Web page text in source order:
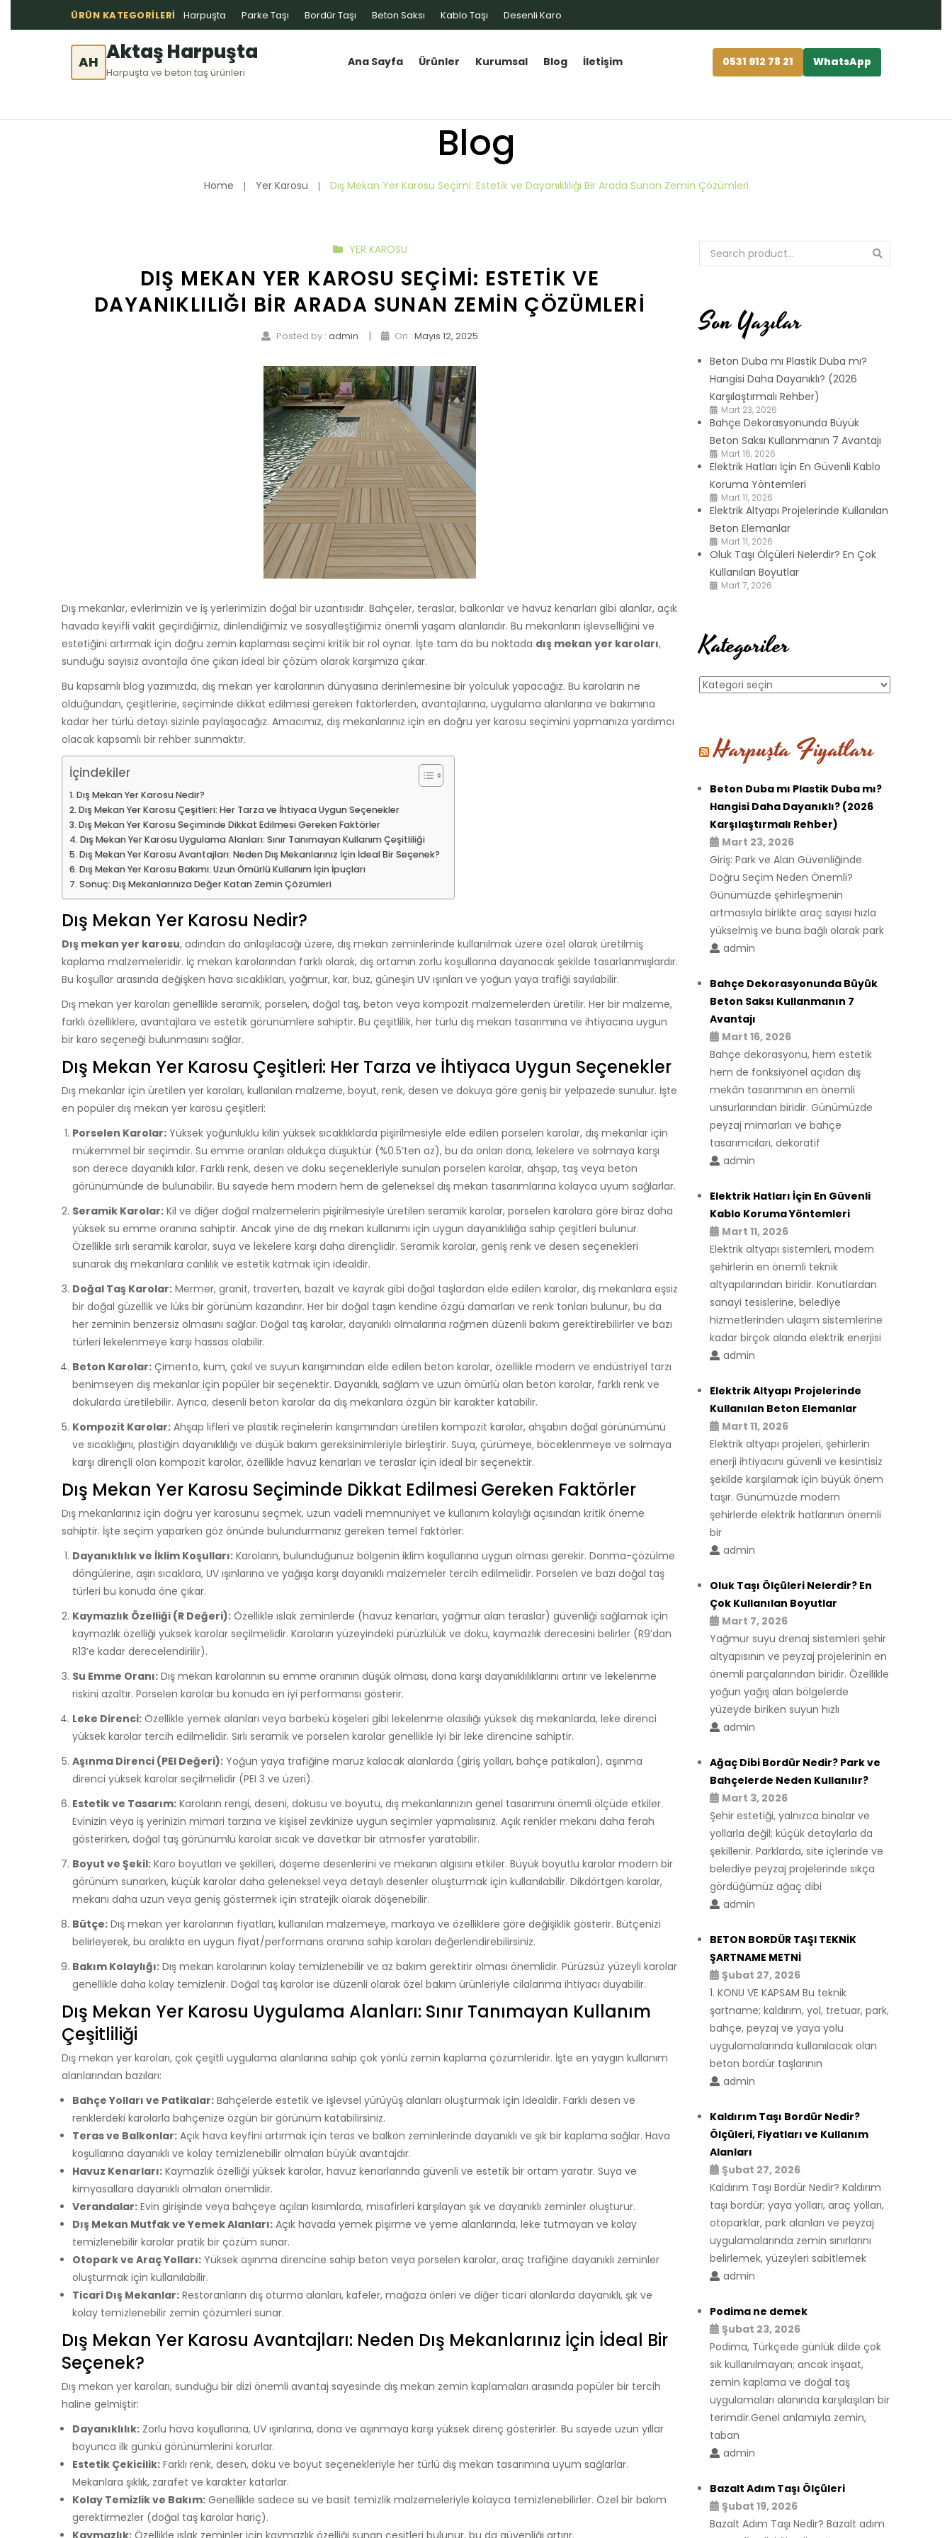
ÜRÜN KATEGORILERI Harpuşta Parke Taşı Bordür Taşı Beton Saksı Kablo Taşı Desenli Karo
AH Aktaş Harpuşta
Harpuşta ve beton taş ürünleri
Ana Sayfa Ürünler Kurumsal Blog İletişim 0531 912 78 21 WhatsApp
Blog
Home Yer Karosu Dış Mekan Yer Karosu Seçimi: Estetik ve Dayanıklılığı Bir Arada Sunan Zemin Çözümleri
YER KAROSU
DIŞ MEKAN YER KAROSU SEÇIMI: ESTETIK VE
DAYANIKLILIĞI BIR ARADA SUNAN ZEMIN ÇÖZÜMLERI
Posted by : admin | On : Mayıs 12, 2025
Dış mekanlar, evlerimizin ve iş yerlerimizin doğal bir uzantısıdır. Bahçeler, teraslar, balkonlar ve havuz kenarları gibi alanlar, açık
havada keyifli vakit geçirdiğimiz, dinlendiğimiz ve sosyalleştiğimiz önemli yaşam alanlarıdır. Bu mekanların işlevselliğini ve
estetiğini artırmak için doğru zemin kaplaması seçimi kritik bir rol oynar. İşte tam da bu noktada dış mekan yer karoları,
sunduğu sayısız avantajla öne çıkan ideal bir çözüm olarak karşımıza çıkar.
Bu kapsamlı blog yazımızda, dış mekan yer karolarının dünyasına derinlemesine bir yolculuk yapacağız. Bu karoların ne
olduğundan, çeşitlerine, seçiminde dikkat edilmesi gereken faktörlerden, avantajlarına, uygulama alanlarına ve bakımına
kadar her türlü detayı sizinle paylaşacağız. Amacımız, dış mekanlarınız için en doğru yer karosu seçimini yapmanıza yardımcı
olacak kapsamlı bir rehber sunmaktır.
İçindekiler
Dış Mekan Yer Karosu Nedir?
Dış Mekan Yer Karosu Çeşitleri: Her Tarza ve İhtiyaca Uygun Seçenekler
Dış Mekan Yer Karosu Seçiminde Dikkat Edilmesi Gereken Faktörler
Dış Mekan Yer Karosu Uygulama Alanları: Sınır Tanımayan Kullanım Çeşitliliği
Dış Mekan Yer Karosu Avantajları: Neden Dış Mekanlarınız İçin İdeal Bir Seçenek?
Dış Mekan Yer Karosu Bakımı: Uzun Ömürlü Kullanım İçin İpuçları
Sonuç: Dış Mekanlarınıza Değer Katan Zemin Çözümleri
Dış Mekan Yer Karosu Nedir?
Dış mekan yer karosu, adından da anlaşılacağı üzere, dış mekan zeminlerinde kullanılmak üzere özel olarak üretilmiş
kaplama malzemeleridir. İç mekan karolarından farklı olarak, dış ortamın zorlu koşullarına dayanacak şekilde tasarlanmışlardır.
Bu koşullar arasında değişken hava sıcaklıkları, yağmur, kar, buz, güneşin UV ışınları ve yoğun yaya trafiği sayılabilir.
Dış mekan yer karoları genellikle seramik, porselen, doğal taş, beton veya kompozit malzemelerden üretilir. Her bir malzeme,
farklı özelliklere, avantajlara ve estetik görünümlere sahiptir. Bu çeşitlilik, her türlü dış mekan tasarımına ve ihtiyacına uygun
bir karo seçeneği bulunmasını sağlar.
Dış Mekan Yer Karosu Çeşitleri: Her Tarza ve İhtiyaca Uygun Seçenekler
Dış mekanlar için üretilen yer karoları, kullanılan malzeme, boyut, renk, desen ve dokuya göre geniş bir yelpazede sunulur. İşte
en popüler dış mekan yer karosu çeşitleri:
Porselen Karolar: Yüksek yoğunluklu kilin yüksek sıcaklıklarda pişirilmesiyle elde edilen porselen karolar, dış mekanlar için
mükemmel bir seçimdir. Su emme oranları oldukça düşüktür (%0.5’ten az), bu da onları dona, lekelere ve solmaya karşı
son derece dayanıklı kılar. Farklı renk, desen ve doku seçenekleriyle sunulan porselen karolar, ahşap, taş veya beton
görünümünde de bulunabilir. Bu sayede hem modern hem de geleneksel dış mekan tasarımlarına kolayca uyum sağlarlar.
Seramik Karolar: Kil ve diğer doğal malzemelerin pişirilmesiyle üretilen seramik karolar, porselen karolara göre biraz daha
yüksek su emme oranına sahiptir. Ancak yine de dış mekan kullanımı için uygun dayanıklılığa sahip çeşitleri bulunur.
Özellikle sırlı seramik karolar, suya ve lekelere karşı daha dirençlidir. Seramik karolar, geniş renk ve desen seçenekleri
sunarak dış mekanlara canlılık ve estetik katmak için idealdir.
Doğal Taş Karolar: Mermer, granit, traverten, bazalt ve kayrak gibi doğal taşlardan elde edilen karolar, dış mekanlara eşsiz
bir doğal güzellik ve lüks bir görünüm kazandırır. Her bir doğal taşın kendine özgü damarları ve renk tonları bulunur, bu da
her zeminin benzersiz olmasını sağlar. Doğal taş karolar, dayanıklı olmalarına rağmen düzenli bakım gerektirebilirler ve bazı
türleri lekelenmeye karşı hassas olabilir.
Beton Karolar: Çimento, kum, çakıl ve suyun karışımından elde edilen beton karolar, özellikle modern ve endüstriyel tarzı
benimseyen dış mekanlar için popüler bir seçenektir. Dayanıklı, sağlam ve uzun ömürlü olan beton karolar, farklı renk ve
dokularda üretilebilir. Ayrıca, desenli beton karolar da dış mekanlara özgün bir karakter katabilir.
Kompozit Karolar: Ahşap lifleri ve plastik reçinelerin karışımından üretilen kompozit karolar, ahşabın doğal görünümünü
ve sıcaklığını, plastiğin dayanıklılığı ve düşük bakım gereksinimleriyle birleştirir. Suya, çürümeye, böceklenmeye ve solmaya
karşı dirençli olan kompozit karolar, özellikle havuz kenarları ve teraslar için ideal bir seçenektir.
Dış Mekan Yer Karosu Seçiminde Dikkat Edilmesi Gereken Faktörler
Dış mekanlarınız için doğru yer karosunu seçmek, uzun vadeli memnuniyet ve kullanım kolaylığı açısından kritik öneme
sahiptir. İşte seçim yaparken göz önünde bulundurmanız gereken temel faktörler:
Dayanıklılık ve İklim Koşulları: Karoların, bulunduğunuz bölgenin iklim koşullarına uygun olması gerekir. Donma-çözülme
döngülerine, aşırı sıcaklara, UV ışınlarına ve yağışa karşı dayanıklı malzemeler tercih edilmelidir. Porselen ve bazı doğal taş
türleri bu konuda öne çıkar.
Kaymazlık Özelliği (R Değeri): Özellikle ıslak zeminlerde (havuz kenarları, yağmur alan teraslar) güvenliği sağlamak için
kaymazlık özelliği yüksek karolar seçilmelidir. Karoların yüzeyindeki pürüzlülük ve doku, kaymazlık derecesini belirler (R9’dan
R13’e kadar derecelendirilir).
Su Emme Oranı: Dış mekan karolarının su emme oranının düşük olması, dona karşı dayanıklılıklarını artırır ve lekelenme
riskini azaltır. Porselen karolar bu konuda en iyi performansı gösterir.
Leke Direnci: Özellikle yemek alanları veya barbekü köşeleri gibi lekelenme olasılığı yüksek dış mekanlarda, leke direnci
yüksek karolar tercih edilmelidir. Sırlı seramik ve porselen karolar genellikle iyi bir leke direncine sahiptir.
Aşınma Direnci (PEI Değeri): Yoğun yaya trafiğine maruz kalacak alanlarda (giriş yolları, bahçe patikaları), aşınma
direnci yüksek karolar seçilmelidir (PEI 3 ve üzeri).
Estetik ve Tasarım: Karoların rengi, deseni, dokusu ve boyutu, dış mekanlarınızın genel tasarımını önemli ölçüde etkiler.
Evinizin veya iş yerinizin mimari tarzına ve kişisel zevkinize uygun seçimler yapmalısınız. Açık renkler mekanı daha ferah
gösterirken, doğal taş görünümlü karolar sıcak ve davetkar bir atmosfer yaratabilir.
Boyut ve Şekil: Karo boyutları ve şekilleri, döşeme desenlerini ve mekanın algısını etkiler. Büyük boyutlu karolar modern bir
görünüm sunarken, küçük karolar daha geleneksel veya detaylı desenler oluşturmak için kullanılabilir. Dikdörtgen karolar,
mekanı daha uzun veya geniş göstermek için stratejik olarak döşenebilir.
Bütçe: Dış mekan yer karolarının fiyatları, kullanılan malzemeye, markaya ve özelliklere göre değişiklik gösterir. Bütçenizi
belirleyerek, bu aralıkta en uygun fiyat/performans oranına sahip karoları değerlendirebilirsiniz.
Bakım Kolaylığı: Dış mekan karolarının kolay temizlenebilir ve az bakım gerektirir olması önemlidir. Pürüzsüz yüzeyli karolar
genellikle daha kolay temizlenir. Doğal taş karolar ise düzenli olarak özel bakım ürünleriyle cilalanma ihtiyacı duyabilir.
Dış Mekan Yer Karosu Uygulama Alanları: Sınır Tanımayan Kullanım
Çeşitliliği
Dış mekan yer karoları, çok çeşitli uygulama alanlarına sahip çok yönlü zemin kaplama çözümleridir. İşte en yaygın kullanım
alanlarından bazıları:
Bahçe Yolları ve Patikalar: Bahçelerde estetik ve işlevsel yürüyüş alanları oluşturmak için idealdir. Farklı desen ve
renklerdeki karolarla bahçenize özgün bir görünüm katabilirsiniz.
Teras ve Balkonlar: Açık hava keyfini artırmak için teras ve balkon zeminlerinde dayanıklı ve şık bir kaplama sağlar. Hava
koşullarına dayanıklı ve kolay temizlenebilir olmaları büyük avantajdır.
Havuz Kenarları: Kaymazlık özelliği yüksek karolar, havuz kenarlarında güvenli ve estetik bir ortam yaratır. Suya ve
kimyasallara dayanıklı olmaları önemlidir.
Verandalar: Evin girişinde veya bahçeye açılan kısımlarda, misafirleri karşılayan şık ve dayanıklı zeminler oluşturur.
Dış Mekan Mutfak ve Yemek Alanları: Açık havada yemek pişirme ve yeme alanlarında, leke tutmayan ve kolay
temizlenebilir karolar pratik bir çözüm sunar.
Otopark ve Araç Yolları: Yüksek aşınma direncine sahip beton veya porselen karolar, araç trafiğine dayanıklı zeminler
oluşturmak için kullanılabilir.
Ticari Dış Mekanlar: Restoranların dış oturma alanları, kafeler, mağaza önleri ve diğer ticari alanlarda dayanıklı, şık ve
kolay temizlenebilir zemin çözümleri sunar.
Dış Mekan Yer Karosu Avantajları: Neden Dış Mekanlarınız İçin İdeal Bir
Seçenek?
Dış mekan yer karoları, sunduğu bir dizi önemli avantaj sayesinde dış mekan zemin kaplamaları arasında popüler bir tercih
haline gelmiştir:
Dayanıklılık: Zorlu hava koşullarına, UV ışınlarına, dona ve aşınmaya karşı yüksek direnç gösterirler. Bu sayede uzun yıllar
boyunca ilk günkü görünümlerini korurlar.
Estetik Çekicilik: Farklı renk, desen, doku ve boyut seçenekleriyle her türlü dış mekan tasarımına uyum sağlarlar.
Mekanlara şıklık, zarafet ve karakter katarlar.
Kolay Temizlik ve Bakım: Genellikle sadece su ve basit temizlik malzemeleriyle kolayca temizlenebilirler. Özel bir bakım
gerektirmezler (doğal taş karolar hariç).
Kaymazlık: Özellikle ıslak zeminler için kaymazlık özelliği sunan çeşitleri bulunur, bu da güvenliği artırır.
Son Yazılar
Beton Duba mı Plastik Duba mı?
Hangisi Daha Dayanıklı? (2026
Karşılaştırmalı Rehber)
Mart 23, 2026
Bahçe Dekorasyonunda Büyük
Beton Saksı Kullanmanın 7 Avantajı
Mart 16, 2026
Elektrik Hatları İçin En Güvenli Kablo
Koruma Yöntemleri
Mart 11, 2026
Elektrik Altyapı Projelerinde Kullanılan
Beton Elemanlar
Mart 11, 2026
Oluk Taşı Ölçüleri Nelerdir? En Çok
Kullanılan Boyutlar
Mart 7, 2026
Kategoriler
Kategoriler
Harpuşta Fiyatları
Beton Duba mı Plastik Duba mı?
Hangisi Daha Dayanıklı? (2026
Karşılaştırmalı Rehber)
Mart 23, 2026
Giriş: Park ve Alan Güvenliğinde
Doğru Seçim Neden Önemli?
Günümüzde şehirleşmenin
artmasıyla birlikte araç sayısı hızla
yükselmiş ve buna bağlı olarak park
admin
Bahçe Dekorasyonunda Büyük
Beton Saksı Kullanmanın 7
Avantajı
Mart 16, 2026
Bahçe dekorasyonu, hem estetik
hem de fonksiyonel açıdan dış
mekân tasarımının en önemli
unsurlarından biridir. Günümüzde
peyzaj mimarları ve bahçe
tasarımcıları, dekoratif
admin
Elektrik Hatları İçin En Güvenli
Kablo Koruma Yöntemleri
Mart 11, 2026
Elektrik altyapı sistemleri, modern
şehirlerin en önemli teknik
altyapılarından biridir. Konutlardan
sanayi tesislerine, belediye
hizmetlerinden ulaşım sistemlerine
kadar birçok alanda elektrik enerjisi
admin
Elektrik Altyapı Projelerinde
Kullanılan Beton Elemanlar
Mart 11, 2026
Elektrik altyapı projeleri, şehirlerin
enerji ihtiyacını güvenli ve kesintisiz
şekilde karşılamak için büyük önem
taşır. Günümüzde modern
şehirlerde elektrik hatlarının önemli
bir
admin
Oluk Taşı Ölçüleri Nelerdir? En
Çok Kullanılan Boyutlar
Mart 7, 2026
Yağmur suyu drenaj sistemleri şehir
altyapısının ve peyzaj projelerinin en
önemli parçalarından biridir. Özellikle
yoğun yağış alan bölgelerde
yüzeyde biriken suyun hızlı
admin
Ağaç Dibi Bordür Nedir? Park ve
Bahçelerde Neden Kullanılır?
Mart 3, 2026
Şehir estetiği, yalnızca binalar ve
yollarla değil; küçük detaylarla da
şekillenir. Parklarda, site içlerinde ve
belediye peyzaj projelerinde sıkça
gördüğümüz ağaç dibi
admin
BETON BORDÜR TAŞI TEKNİK
ŞARTNAME METNİ
Şubat 27, 2026
1. KONU VE KAPSAM Bu teknik
şartname; kaldırım, yol, tretuar, park,
bahçe, peyzaj ve yaya yolu
uygulamalarında kullanılacak olan
beton bordür taşlarının
admin
Kaldırım Taşı Bordür Nedir?
Ölçüleri, Fiyatları ve Kullanım
Alanları
Şubat 27, 2026
Kaldırım Taşı Bordür Nedir? Kaldırım
taşı bordür; yaya yolları, araç yolları,
otoparklar, park alanları ve peyzaj
uygulamalarında zemin sınırlarını
belirlemek, yüzeyleri sabitlemek
admin
Podima ne demek
Şubat 23, 2026
Podima, Türkçede günlük dilde çok
sık kullanılmayan; ancak inşaat,
zemin kaplama ve doğal taş
uygulamaları alanında karşılaşılan bir
terimdir.Genel anlamıyla zemin,
taban
admin
Bazalt Adım Taşı Ölçüleri
Şubat 19, 2026
Bazalt Adım Taşı Nedir? Bazalt adım